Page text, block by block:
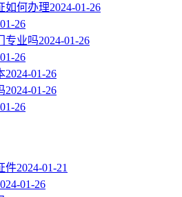
如何办理2024-01-26
26
专业吗2024-01-26
26
2024-01-26
2024-01-26
26
件2024-01-21
01-26